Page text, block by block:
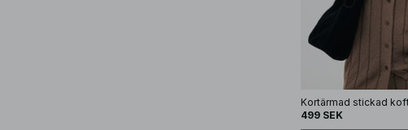
Kortärmad stickad
499 SEK